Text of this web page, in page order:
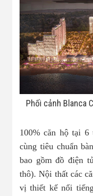
Phối cảnh Blanca
100% căn hộ tại 6
cùng tiêu chuẩn
bao gồm đồ điện
thô). Nội thất các
vị thiết kế nổi